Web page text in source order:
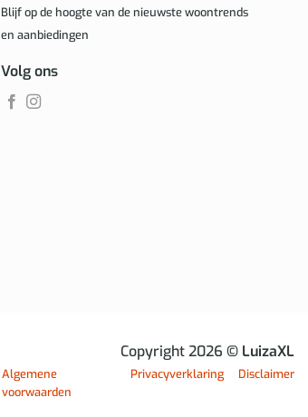
Blijf op de hoogte van de nieuwste woontrends
en aanbiedingen
Volg ons
Copyright 2026 © LuizaXL
Algemene
voorwaarden
Privacyverklaring Disclaimer